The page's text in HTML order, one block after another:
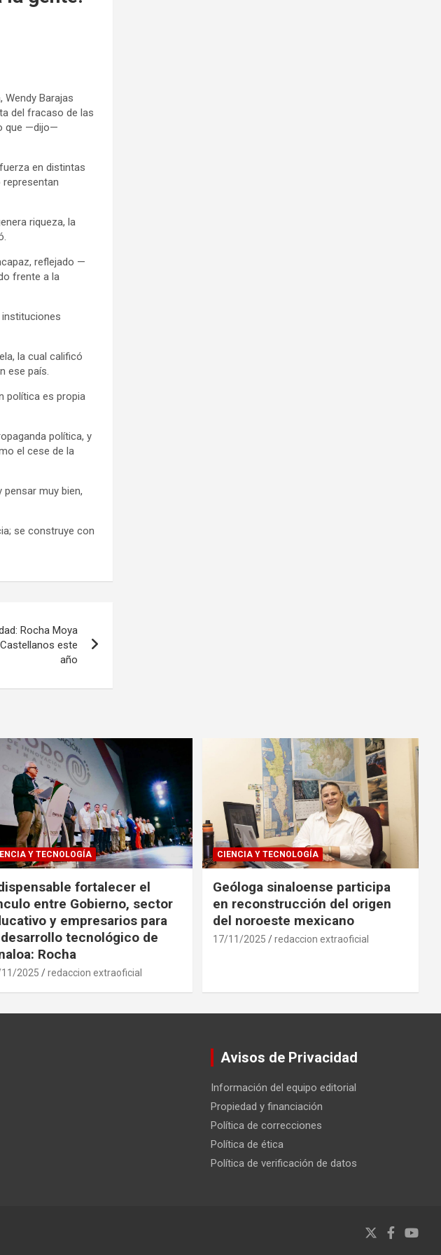
Wendy Barajas
del fracaso de las
que —dijo—
en distintas
riqueza, la
reflejado —
frente a la
la cual calificó
ese país.
política es propia
política, y
el cese de la
muy bien,
se construye con
Rocha Moya
este
año
Y TECNOLOGÍA
fortalecer el
entre Gobierno, sector
y empresarios para
tecnológico de
Rocha
2025 redaccion extraoficial
CIENCIA Y TECNOLOGÍA
Geóloga sinaloense participa
en reconstrucción del origen
del noroeste mexicano
17/11/2025 redaccion extraoficial
Avisos de Privacidad
Información del equipo editorial
Propiedad y financiación
Política de correcciones
Política de ética
Política de verificación de datos